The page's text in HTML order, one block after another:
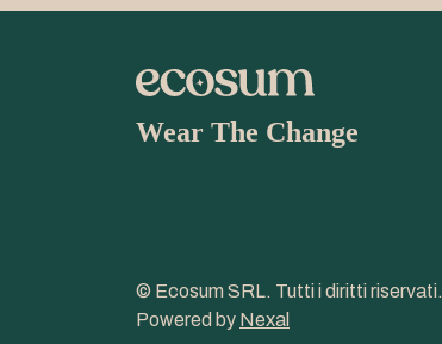
Wear The Change
© Ecosum SRL. Tutti i diritti riservati.
Powered by Nexal